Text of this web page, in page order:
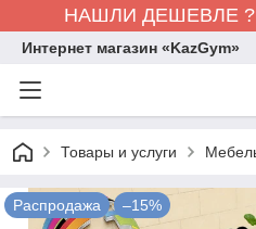
НАШЛИ ДЕШЕВЛЕ
Интернет магазин «KazGym»
Товары и услуги
Распродажа –15%